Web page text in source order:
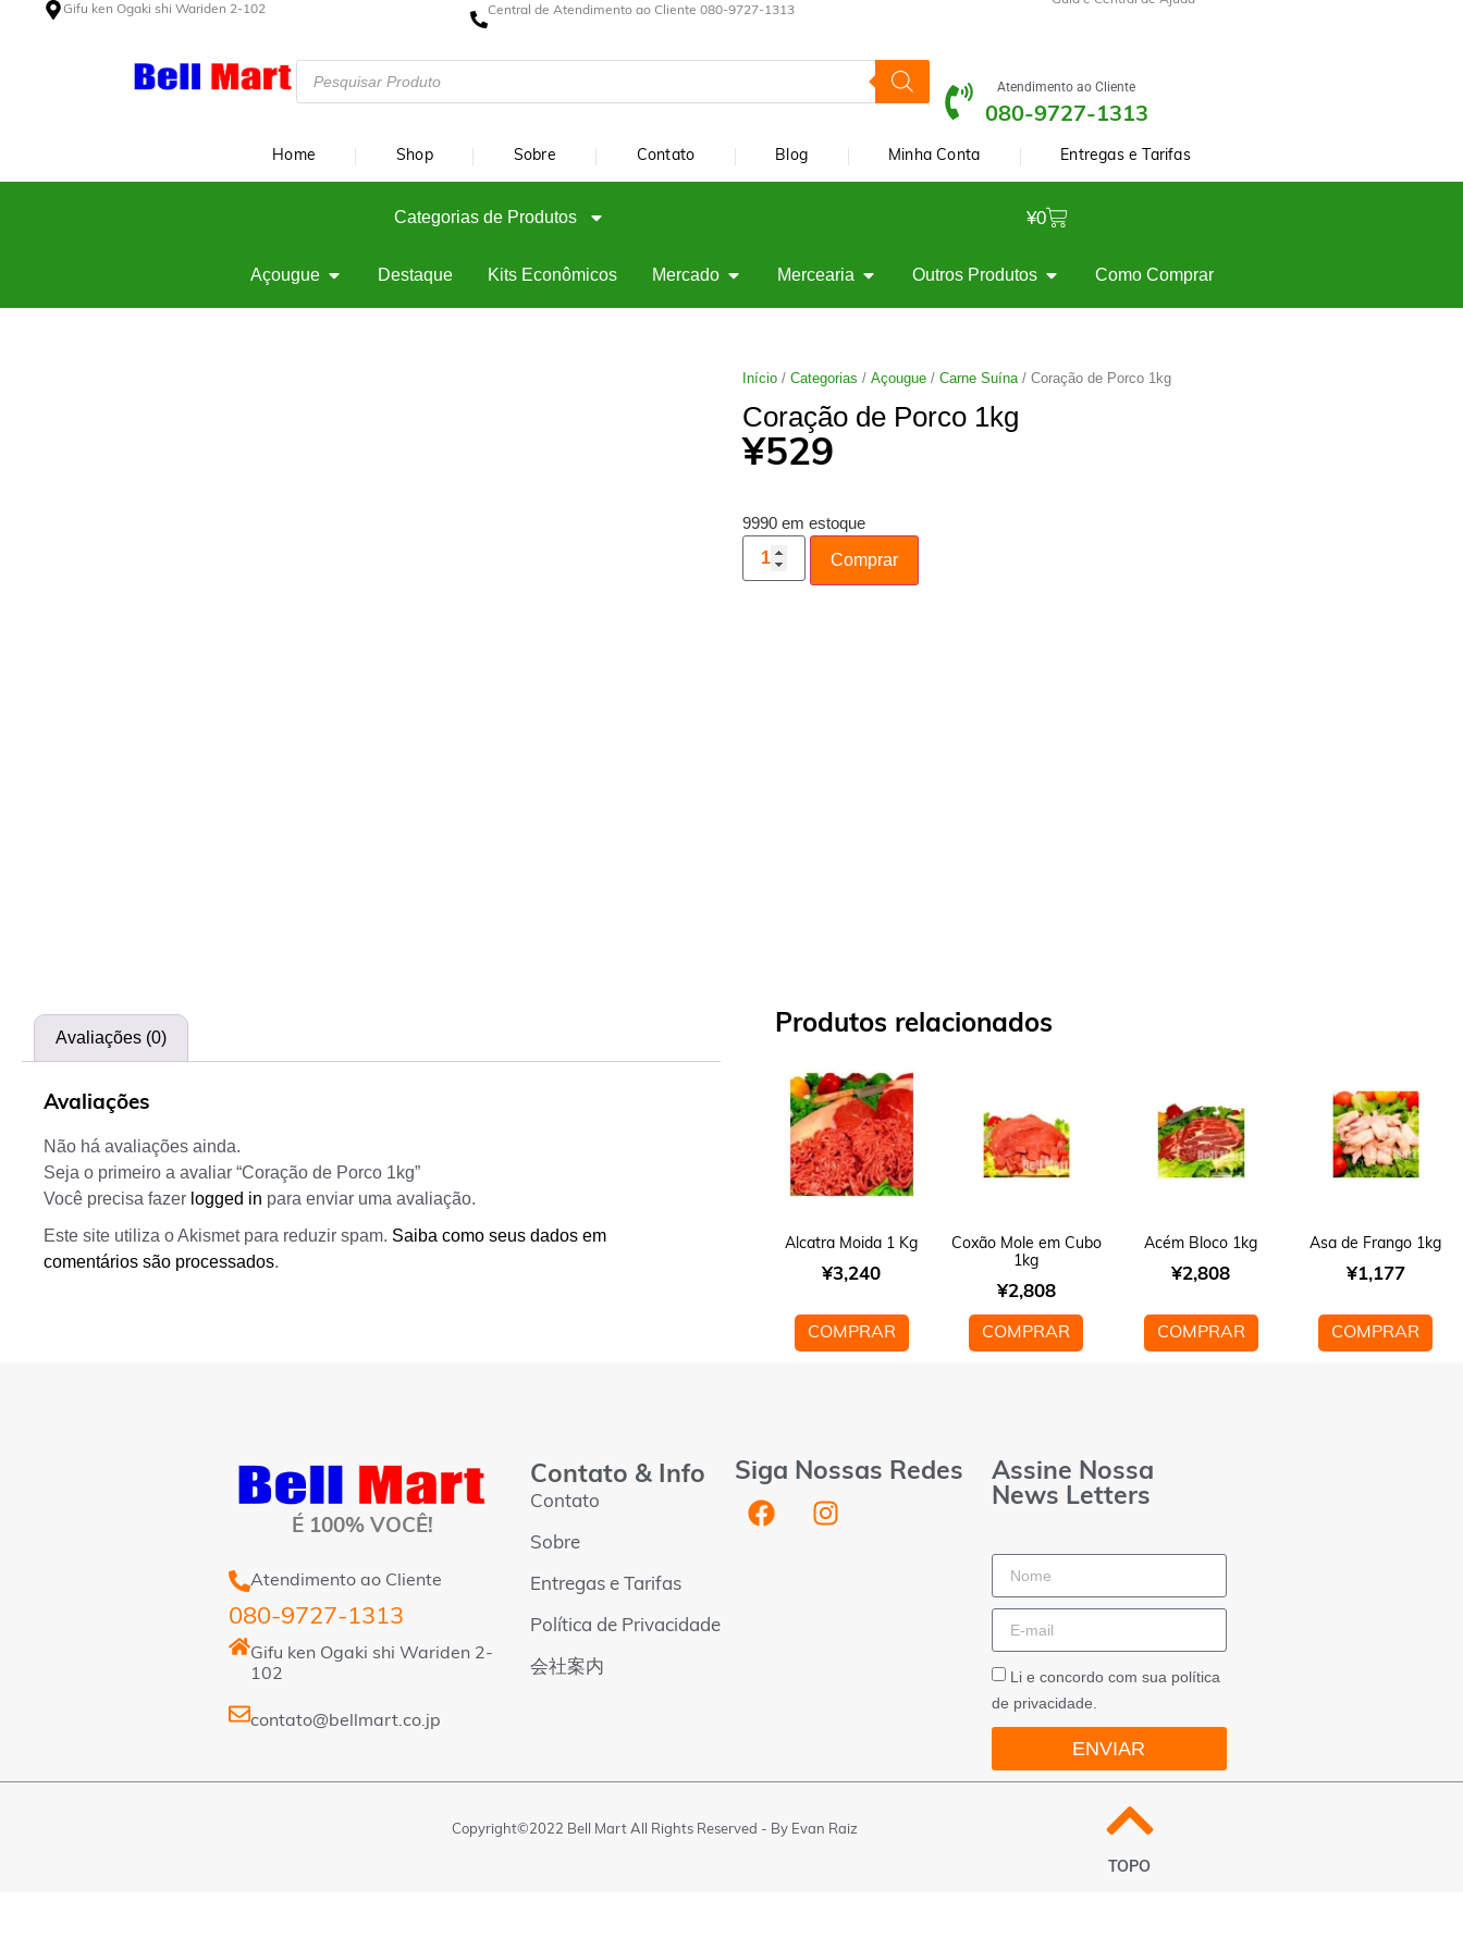
Gifu ken Ogaki shi Wariden 2-102 Central de Atendimento ao Cliente 080-9727-1313
Atendimento ao Cliente
080-9727-1313
Home Shop Sobre Contato Blog Minha Conta Entregas e Tarifas
Categorias de Produtos ¥0
Açougue Destaque Kits Econômicos Mercado Mercearia Outros Produtos Como Comprar
Início / Categorias / Açougue / Carne Suína/ Coração de Porco 1kg
Coração de Porco 1kg
¥529
9990 em estoque
Comprar
Avaliações (0)
Avaliações
Não há avaliações ainda.
Seja o primeiro a avaliar “Coração de Porco 1kg”
Você precisa fazer logged in para enviar uma avaliação.
Este site utiliza o Akismet para reduzir spam. Saiba como seus dados em
comentários são processados.
Produtos relacionados
Alcatra Moida 1 Kg
¥3,240
COMPRAR
Coxão Mole em Cubo
1kg
¥2,808
COMPRAR
Acém Bloco 1kg
¥2,808
COMPRAR
Asa de Frango 1kg
¥1,177
COMPRAR
É 100% VOCÊ!
Atendimento ao Cliente
080-9727-1313
Gifu ken Ogaki shi Wariden 2-
102
contato@bellmart.co.jp
Contato & Info
Contato
Sobre
Entregas e Tarifas
Política de Privacidade
会社案内
Siga Nossas Redes
Assine Nossa
News Letters
Li e concordo com sua política
de privacidade.
ENVIAR
Copyright©2022 Bell Mart All Rights Reserved - By Evan Raiz
TOPO